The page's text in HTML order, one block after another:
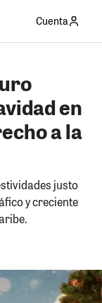
Cuenta
en
a la
justo
y creciente